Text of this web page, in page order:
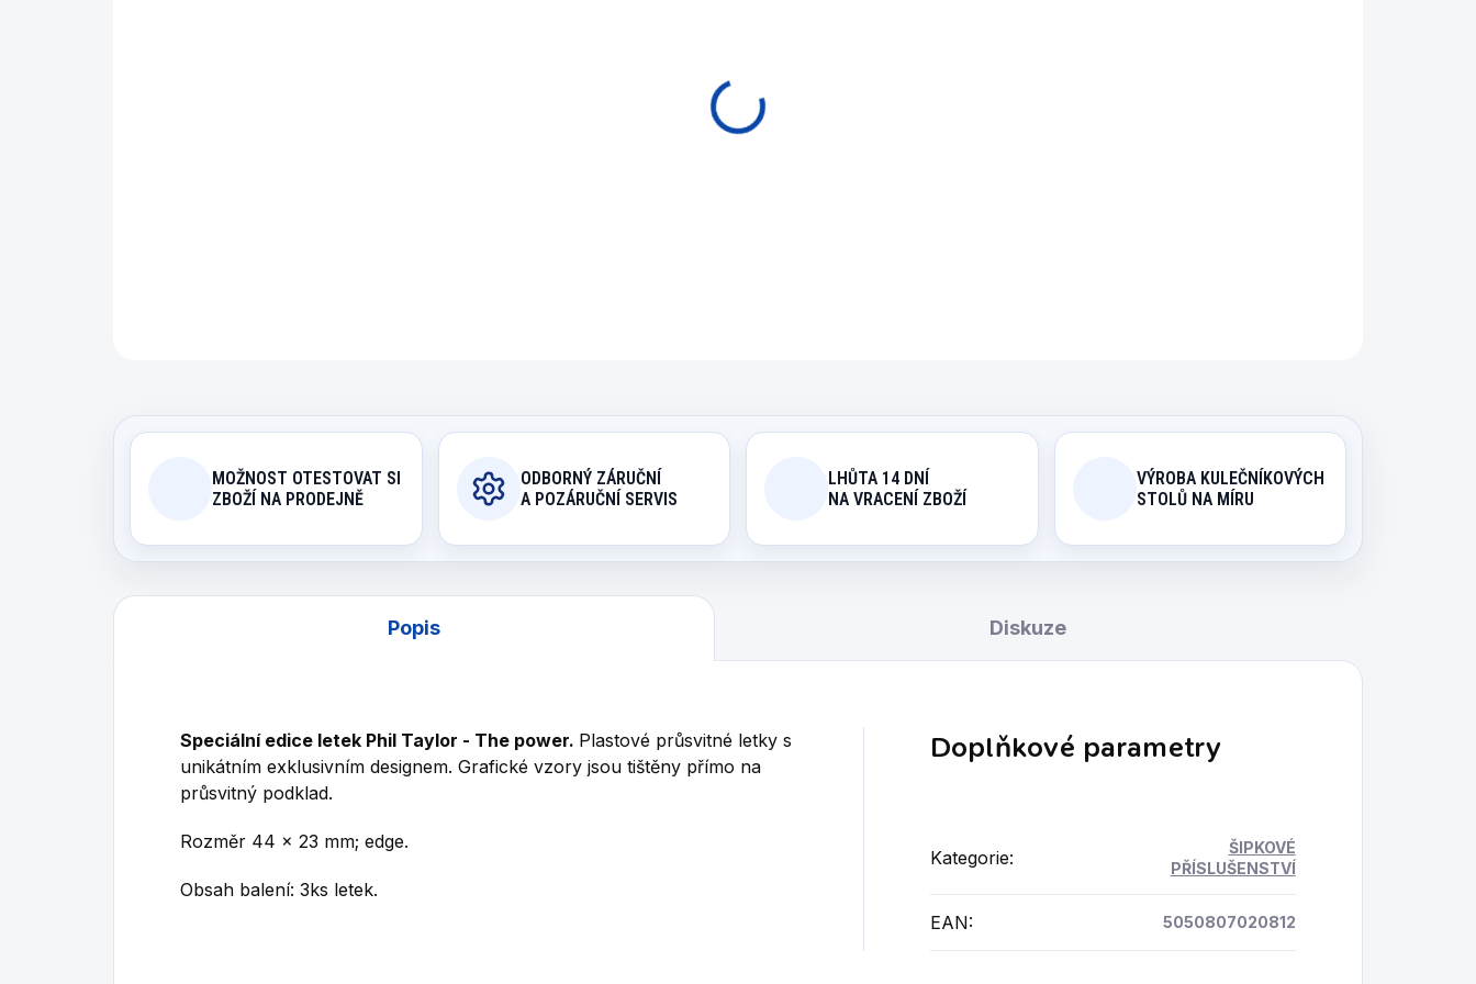
MOŽNOST OTESTOVAT SI
ZBOŽÍ NA PRODEJNĚ
ODBORNÝ ZÁRUČNÍ
A POZÁRUČNÍ SERVIS
LHŮTA 14 DNÍ
NA VRACENÍ ZBOŽÍ
VÝROBA KULEČNÍKOVÝCH
STOLŮ NA MÍRU
Popis Diskuze
Speciální edice letek Phil Taylor - The power. Plastové průsvitné letky s
unikátním exklusivním designem. Grafické vzory jsou tištěny přímo na
průsvitný podklad.
Rozměr 44 x 23 mm; edge.
Obsah balení: 3ks letek.
Doplňkové parametry
Kategorie:
ŠIPKOVÉ
PŘÍSLUŠENSTVÍ
EAN: 5050807020812